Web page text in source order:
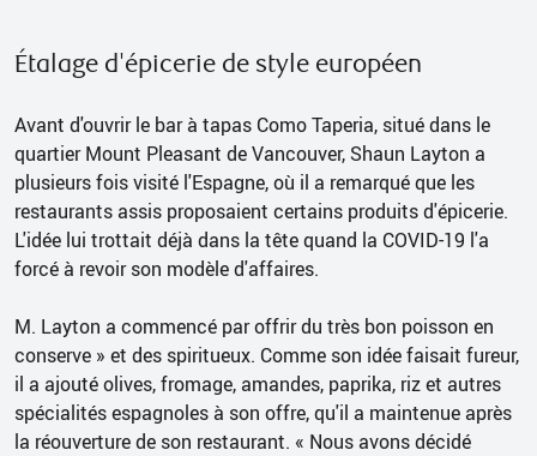
Étalage d'épicerie de style européen
Avant d'ouvrir le bar à tapas Como Taperia, situé dans le
quartier Mount Pleasant de Vancouver, Shaun Layton a
plusieurs fois visité l'Espagne, où il a remarqué que les
restaurants assis proposaient certains produits d'épicerie.
L'idée lui trottait déjà dans la tête quand la COVID-19 l'a
forcé à revoir son modèle d'affaires.
M. Layton a commencé par offrir du très bon poisson en
conserve » et des spiritueux. Comme son idée faisait fureur,
il a ajouté olives, fromage, amandes, paprika, riz et autres
spécialités espagnoles à son offre, qu'il a maintenue après
la réouverture de son restaurant. « Nous avons décidé